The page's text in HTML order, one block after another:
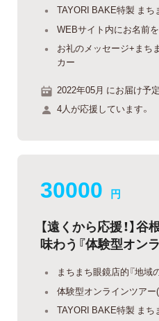
TAYORI BAKE特製 まち
WEBサイト内にお名前
お礼のメッセージ+まち
カー
2022年05月 にお届け予定
4人が応援しています。
30000 円
【遠くから応援！】
味わう『体験型オン
まちまち眼鏡店的『地域
体験型オンラインツアー
TAYORI BAKE特製 まち